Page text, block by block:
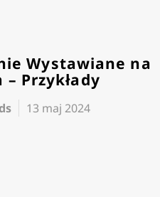
Wystawiane na
Przykłady
13 maj 2024